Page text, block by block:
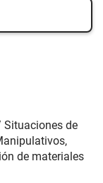
Situaciones de
de materiales